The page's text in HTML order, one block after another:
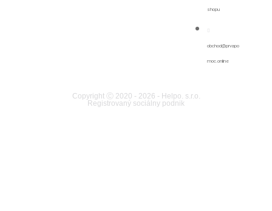
shopu
obchod@prvapo
moc.online
Copyright Ⓒ 2020 - 2026 - Helpo. s.r.o.
Registrovaný sociálny podnik